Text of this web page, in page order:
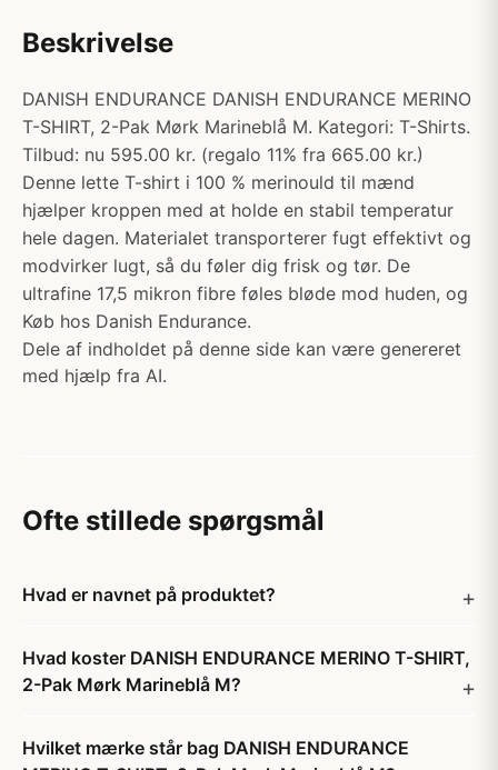
Beskrivelse
DANISH ENDURANCE DANISH ENDURANCE MERINO
T-SHIRT, 2-Pak Mørk Marineblå M. Kategori: T-Shirts.
Tilbud: nu 595.00 kr. (regalo 11% fra 665.00 kr.)
Denne lette T-shirt i 100 % merinould til mænd
hjælper kroppen med at holde en stabil temperatur
hele dagen. Materialet transporterer fugt effektivt og
modvirker lugt, så du føler dig frisk og tør. De
ultrafine 17,5 mikron fibre føles bløde mod huden, og
Køb hos Danish Endurance.
Dele af indholdet på denne side kan være genereret
med hjælp fra AI.
Ofte stillede spørgsmål
Hvad er navnet på produktet?
Hvad koster DANISH ENDURANCE MERINO T-SHIRT,
2-Pak Mørk Marineblå M?
Hvilket mærke står bag DANISH ENDURANCE